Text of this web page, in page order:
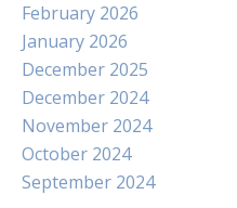
February 2026
January 2026
December 2025
December 2024
November 2024
October 2024
September 2024